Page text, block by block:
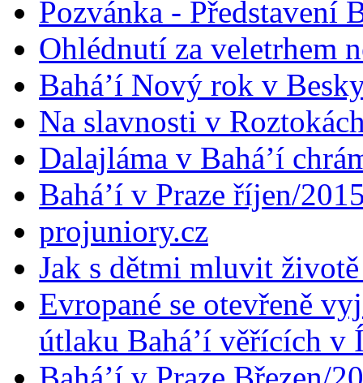
Pozvánka - Představení
Ohlédnutí za veletrhem
Bahá’í Nový rok v
Na slavnosti v
Dalajláma v Bahá’í
Bahá’í v Praze říjen/
projuniory.cz
Jak s dětmi mluvit
Evropané se otevřeně
útlaku Bahá’í věřících v